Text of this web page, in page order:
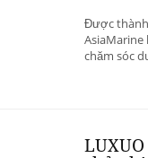
Được thành
AsiaMarine
chăm sóc